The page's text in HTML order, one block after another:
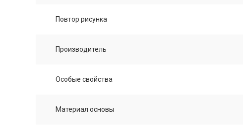
Повтор рисунка
Производитель
Особые свойства
Материал основы